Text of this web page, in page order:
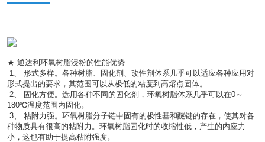
★ 通达利环氧树脂浸粉的性能优势
形式提出的要求，其范围可以从极低的粘度到高熔点固体。
180℃温度范围内固化。
种物质具有很高的粘附力。环氧树脂固化时的收缩性低，产生的内应力
小，这也有助于提高粘附强度。